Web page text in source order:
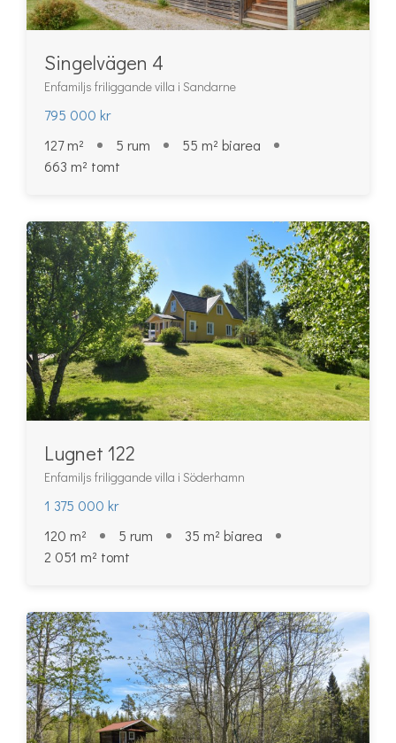
Singelvägen 4
Enfamiljs friliggande villa i Sandarne
795 000 kr
127 m²
5 rum
55 m² biarea
663 m² tomt
Lugnet 122
Enfamiljs friliggande villa i Söderhamn
1 375 000 kr
120 m²
5 rum
35 m² biarea
2 051 m² tomt